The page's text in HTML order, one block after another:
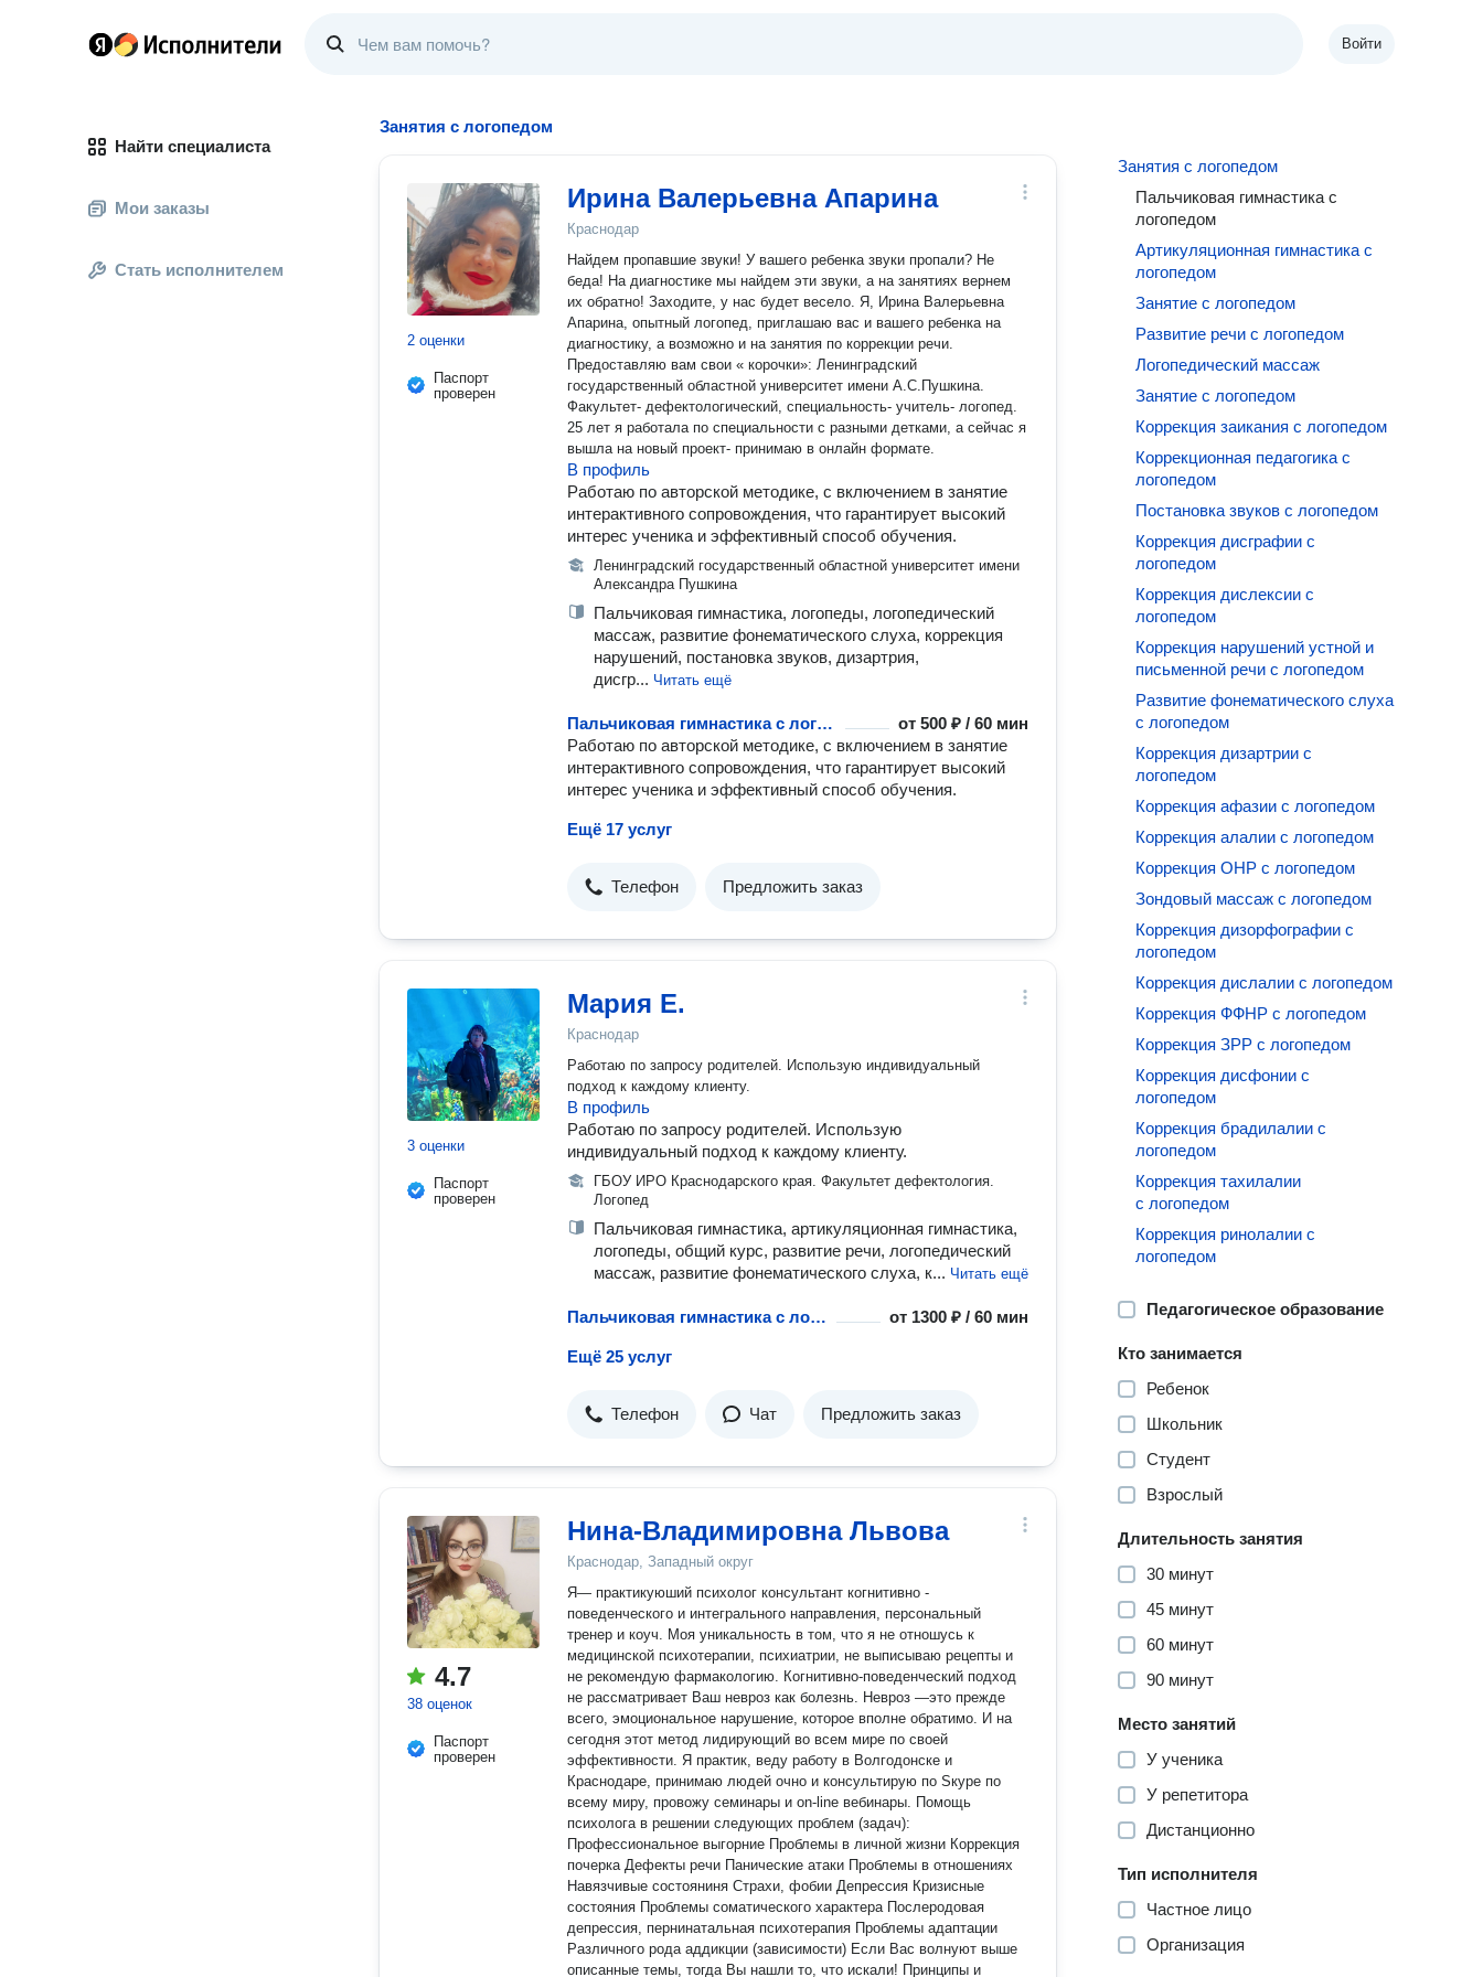
Войти
Найти специалиста
Мои заказы
Стать исполнителем
Занятия с логопедом
2 оценки
Паспорт
проверен
Ирина Валерьевна Апарина
Краснодар
Найдем пропавшие звуки! У вашего ребенка звуки пропали? Не
беда! На диагностике мы найдем эти звуки, а на занятиях вернем
их обратно! Заходите, у нас будет весело. Я, Ирина Валерьевна
Апарина, опытный логопед, приглашаю вас и вашего ребенка на
диагностику, а возможно и на занятия по коррекции речи.
Предоставляю вам свои « корочки»: Ленинградский
государственный областной университет имени А.С.Пушкина.
Факультет- дефектологический, специальность- учитель- логопед.
25 лет я работала по специальности с разными детками, а сейчас я
вышла на новый проект- принимаю в онлайн формате.
В профиль
Работаю по авторской методике, с включением в занятие
интерактивного сопровождения, что гарантирует высокий
интерес ученика и эффективный способ обучения.
Ленинградский государственный областной университет имени
Александра Пушкина
Пальчиковая гимнастика, логопеды, логопедический
массаж, развитие фонематического слуха, коррекция
нарушений, постановка звуков, дизартрия,
дисгр... Читать ещё
Пальчиковая гимнастика с логопедом от500 ₽ / 60 мин
Работаю по авторской методике, с включением в занятие
интерактивного сопровождения, что гарантирует высокий
интерес ученика и эффективный способ обучения.
Ещё 17 услуг
Телефон Предложить заказ
3 оценки
Паспорт
проверен
Мария Е.
Краснодар
Работаю по запросу родителей. Использую индивидуальный
подход к каждому клиенту.
В профиль
Работаю по запросу родителей. Использую
индивидуальный подход к каждому клиенту.
ГБОУ ИРО Краснодарского края. Факультет дефектология.
Логопед
Пальчиковая гимнастика, артикуляционная гимнастика,
логопеды, общий курс, развитие речи, логопедический
массаж, развитие фонематического слуха, к... Читать ещё
Пальчиковая гимнастика с логопедом от 1300 ₽ / 60 мин
Ещё 25 услуг
Телефон Чат Предложить заказ
4.7
38 оценок
Паспорт
проверен
Нина-Владимировна Львова
Краснодар, Западный округ
Я— практикуюший психолог консультант когнитивно -
поведенческого и интегрального направления, персональный
тренер и коуч. Моя уникальность в том, что я не отношусь к
медицинской психотерапии, психиатрии, не выписываю рецепты и
не рекомендую фармакологию. Когнитивно-поведенческий подход
не рассматривает Ваш невроз как болезнь. Невроз —это прежде
всего, эмоциональное нарушение, которое вполне обратимо. И на
сегодня этот метод лидирующий во всем мире по своей
эффективности. Я практик, веду работу в Волгодонске и
Краснодаре, принимаю людей очно и консультирую по Sкуре по
всему миру, провожу семинары и on-line вебинары. Помощь
психолога в решении следующих проблем (задач):
Профессиональное выгорние Проблемы в личной жизни Коррекция
почерка Дефекты речи Панические атаки Проблемы в отношениях
Навязчивые состояниня Страхи, фобии Депрессия Кризисные
состояния Проблемы соматического характера Послеродовая
депрессия, пернинатальная психотерапия Проблемы адаптации
Различного рода аддикции (зависимости) Если Вас волнуют выше
описанные темы, тогда Вы нашли то, что искали! Принципы и
Занятия с логопедом
Пальчиковая гимнастика с
логопедом
Артикуляционная гимнастика с
логопедом
Занятие с логопедом
Развитие речи с логопедом
Логопедический массаж
Занятие с логопедом
Коррекция заикания с логопедом
Коррекционная педагогика с
логопедом
Постановка звуков с логопедом
Коррекция дисграфии с
логопедом
Коррекция дислексии с
логопедом
Коррекция нарушений устной и
письменной речи с логопедом
Развитие фонематического слуха
с логопедом
Коррекция дизартрии с
логопедом
Коррекция афазии с логопедом
Коррекция алалии с логопедом
Коррекция ОНР с логопедом
Зондовый массаж с логопедом
Коррекция дизорфографии с
логопедом
Коррекция дислалии с логопедом
Коррекция ФФНР с логопедом
Коррекция ЗРР с логопедом
Коррекция дисфонии с
логопедом
Коррекция брадилалии с
логопедом
Коррекция тахилалии
с логопедом
Коррекция ринолалии с
логопедом
Педагогическое образование
Кто занимается
Ребенок
Школьник
Студент
Взрослый
Длительность занятия
30 минут
45 минут
60 минут
90 минут
Место занятий
У ученика
У репетитора
Дистанционно
Тип исполнителя
Частное лицо
Организация